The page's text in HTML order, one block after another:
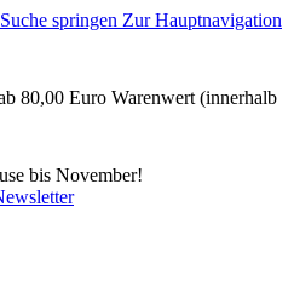
springen Zur Hauptnavigation
80,00 Euro Warenwert (innerhalb
bis November!